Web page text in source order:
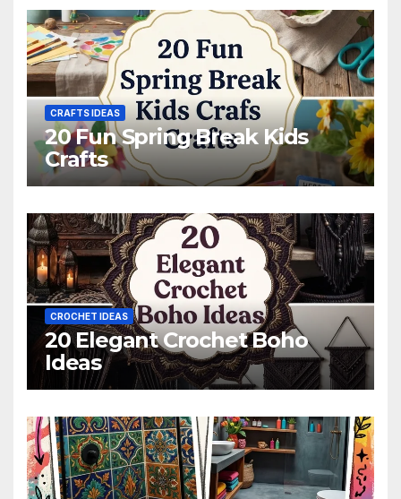
CRAFTS IDEAS
20 Fun Spring Break Kids
Crafts
CROCHET IDEAS
20 Elegant Crochet Boho
Ideas